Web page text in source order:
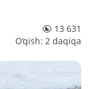
13 631
O‘qish: 2 daqiqa